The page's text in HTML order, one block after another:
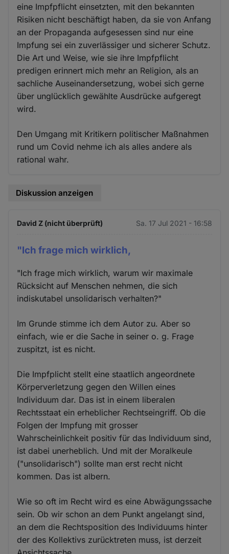
eine Impfpflicht einsetzten, mit den bekannten
Risiken nicht beschäftigt haben, da sie von Anfang
an der Propaganda aufgesessen sind nur eine
Impfung sei ein zuverlässiger und sicherer Schutz.
Die Art und Weise, wie sie ihre Impfpflicht
predigen erinnert mich mehr an Religion, als an
sachliche Auseinandersetzung, wobei sich gerne
über unglücklich gewählte Ausdrücke aufgeregt
wird.
Den Umgang mit Kritikern politischer Maßnahmen
rund um Covid nehme ich als alles andere als
rational wahr.
Diskussion anzeigen
David Z (nicht überprüft) Sa. 17 Jul 2021 - 16:58
"Ich frage mich wirklich,
"Ich frage mich wirklich, warum wir maximale
Rücksicht auf Menschen nehmen, die sich
indiskutabel unsolidarisch verhalten?"
Im Grunde stimme ich dem Autor zu. Aber so
einfach, wie er die Sache in seiner o. g. Frage
zuspitzt, ist es nicht.
Die Impfplicht stellt eine staatlich angeordnete
Körperverletzung gegen den Willen eines
Individuum dar. Das ist in einem liberalen
Rechtsstaat ein erheblicher Rechtseingriff. Ob die
Folgen der Impfung mit grosser
Wahrscheinlichkeit positiv für das Individuum sind,
ist dabei unerheblich. Und mit der Moralkeule
("unsolidarisch") sollte man erst recht nicht
kommen. Das ist albern.
Wie so oft im Recht wird es eine Abwägungssache
sein. Ob wir schon an dem Punkt angelangt sind,
an dem die Rechtsposition des Individuums hinter
der des Kollektivs zurücktreten muss, ist derzeit